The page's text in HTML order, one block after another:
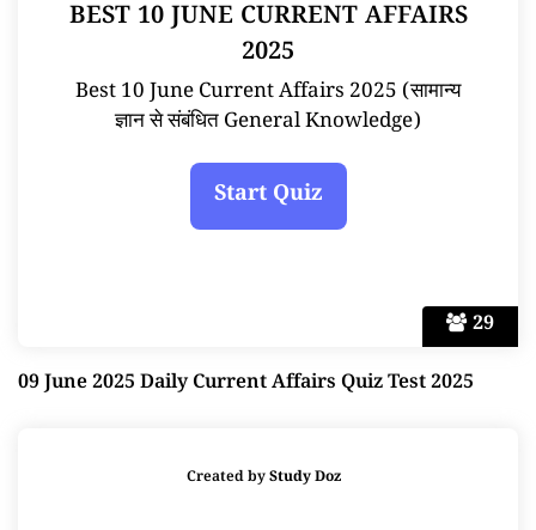
29
BEST 10 JUNE CURRENT AFFAIRS
2025
Best 10 June Current Affairs 2025 (सामान्य
ज्ञान से संबंधित General Knowledge)
09 June 2025 Daily Current Affairs Quiz Test 2025
Created byStudy Doz